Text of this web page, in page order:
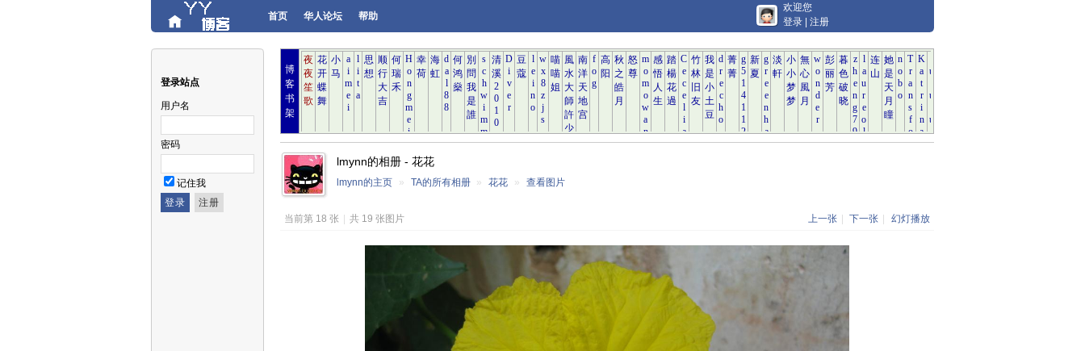
首页 华人论坛 帮助
欢迎您
登录
注册
登录站点
用户名
密码
记住我
博
客
书
架
lmynn的相册 - 花花
lmynn的主页 » TA的所有相册 » 花花 » 查看图片
上一张 下一张 幻灯播放
当前第 18 张 共 19 张图片